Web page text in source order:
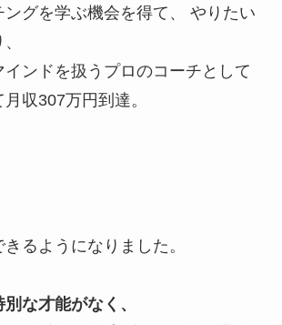
ングを学ぶ機会を得て、 やりたい
ンドを扱うプロのコーチとして
収307万円到達。
るようになりました。
な才能がなく、